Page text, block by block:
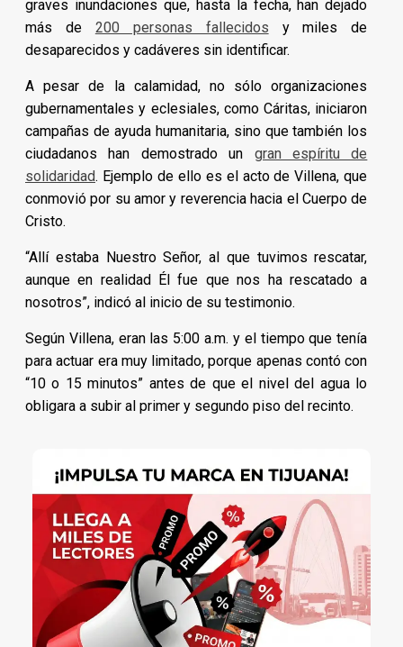
graves inundaciones que, hasta la fecha, han dejado
más de
200 personas fallecidos y miles de
desaparecidos y cadáveres sin identificar.
A pesar de la calamidad, no sólo organizaciones
gubernamentales y eclesiales, como Cáritas, iniciaron
campañas de ayuda humanitaria, sino que también los
ciudadanos han demostrado un gran espíritu de
solidaridad. Ejemplo de ello es el acto de Villena, que
conmovió por su amor y reverencia hacia el Cuerpo de
Cristo.
“Allí estaba Nuestro Señor, al que tuvimos rescatar,
aunque en realidad Él fue que nos ha rescatado a
nosotros”, indicó al inicio de su testimonio.
Según Villena, eran las 5:00 a.m. y el tiempo que tenía
para actuar era muy limitado, porque apenas contó con
“10 o 15 minutos” antes de que el nivel del agua lo
obligara a subir al primer y segundo piso del recinto.